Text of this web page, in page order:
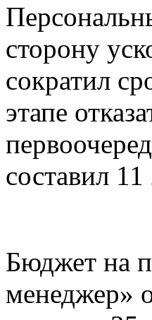
сторону
сократил
этапе
составил
Бюджет на
менеджер»